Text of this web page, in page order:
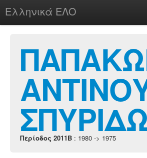
Ελληνικά ΕΛΟ
chesstu.be @ discord
Login
Περίοδος 2011B : 1980 -> 1975